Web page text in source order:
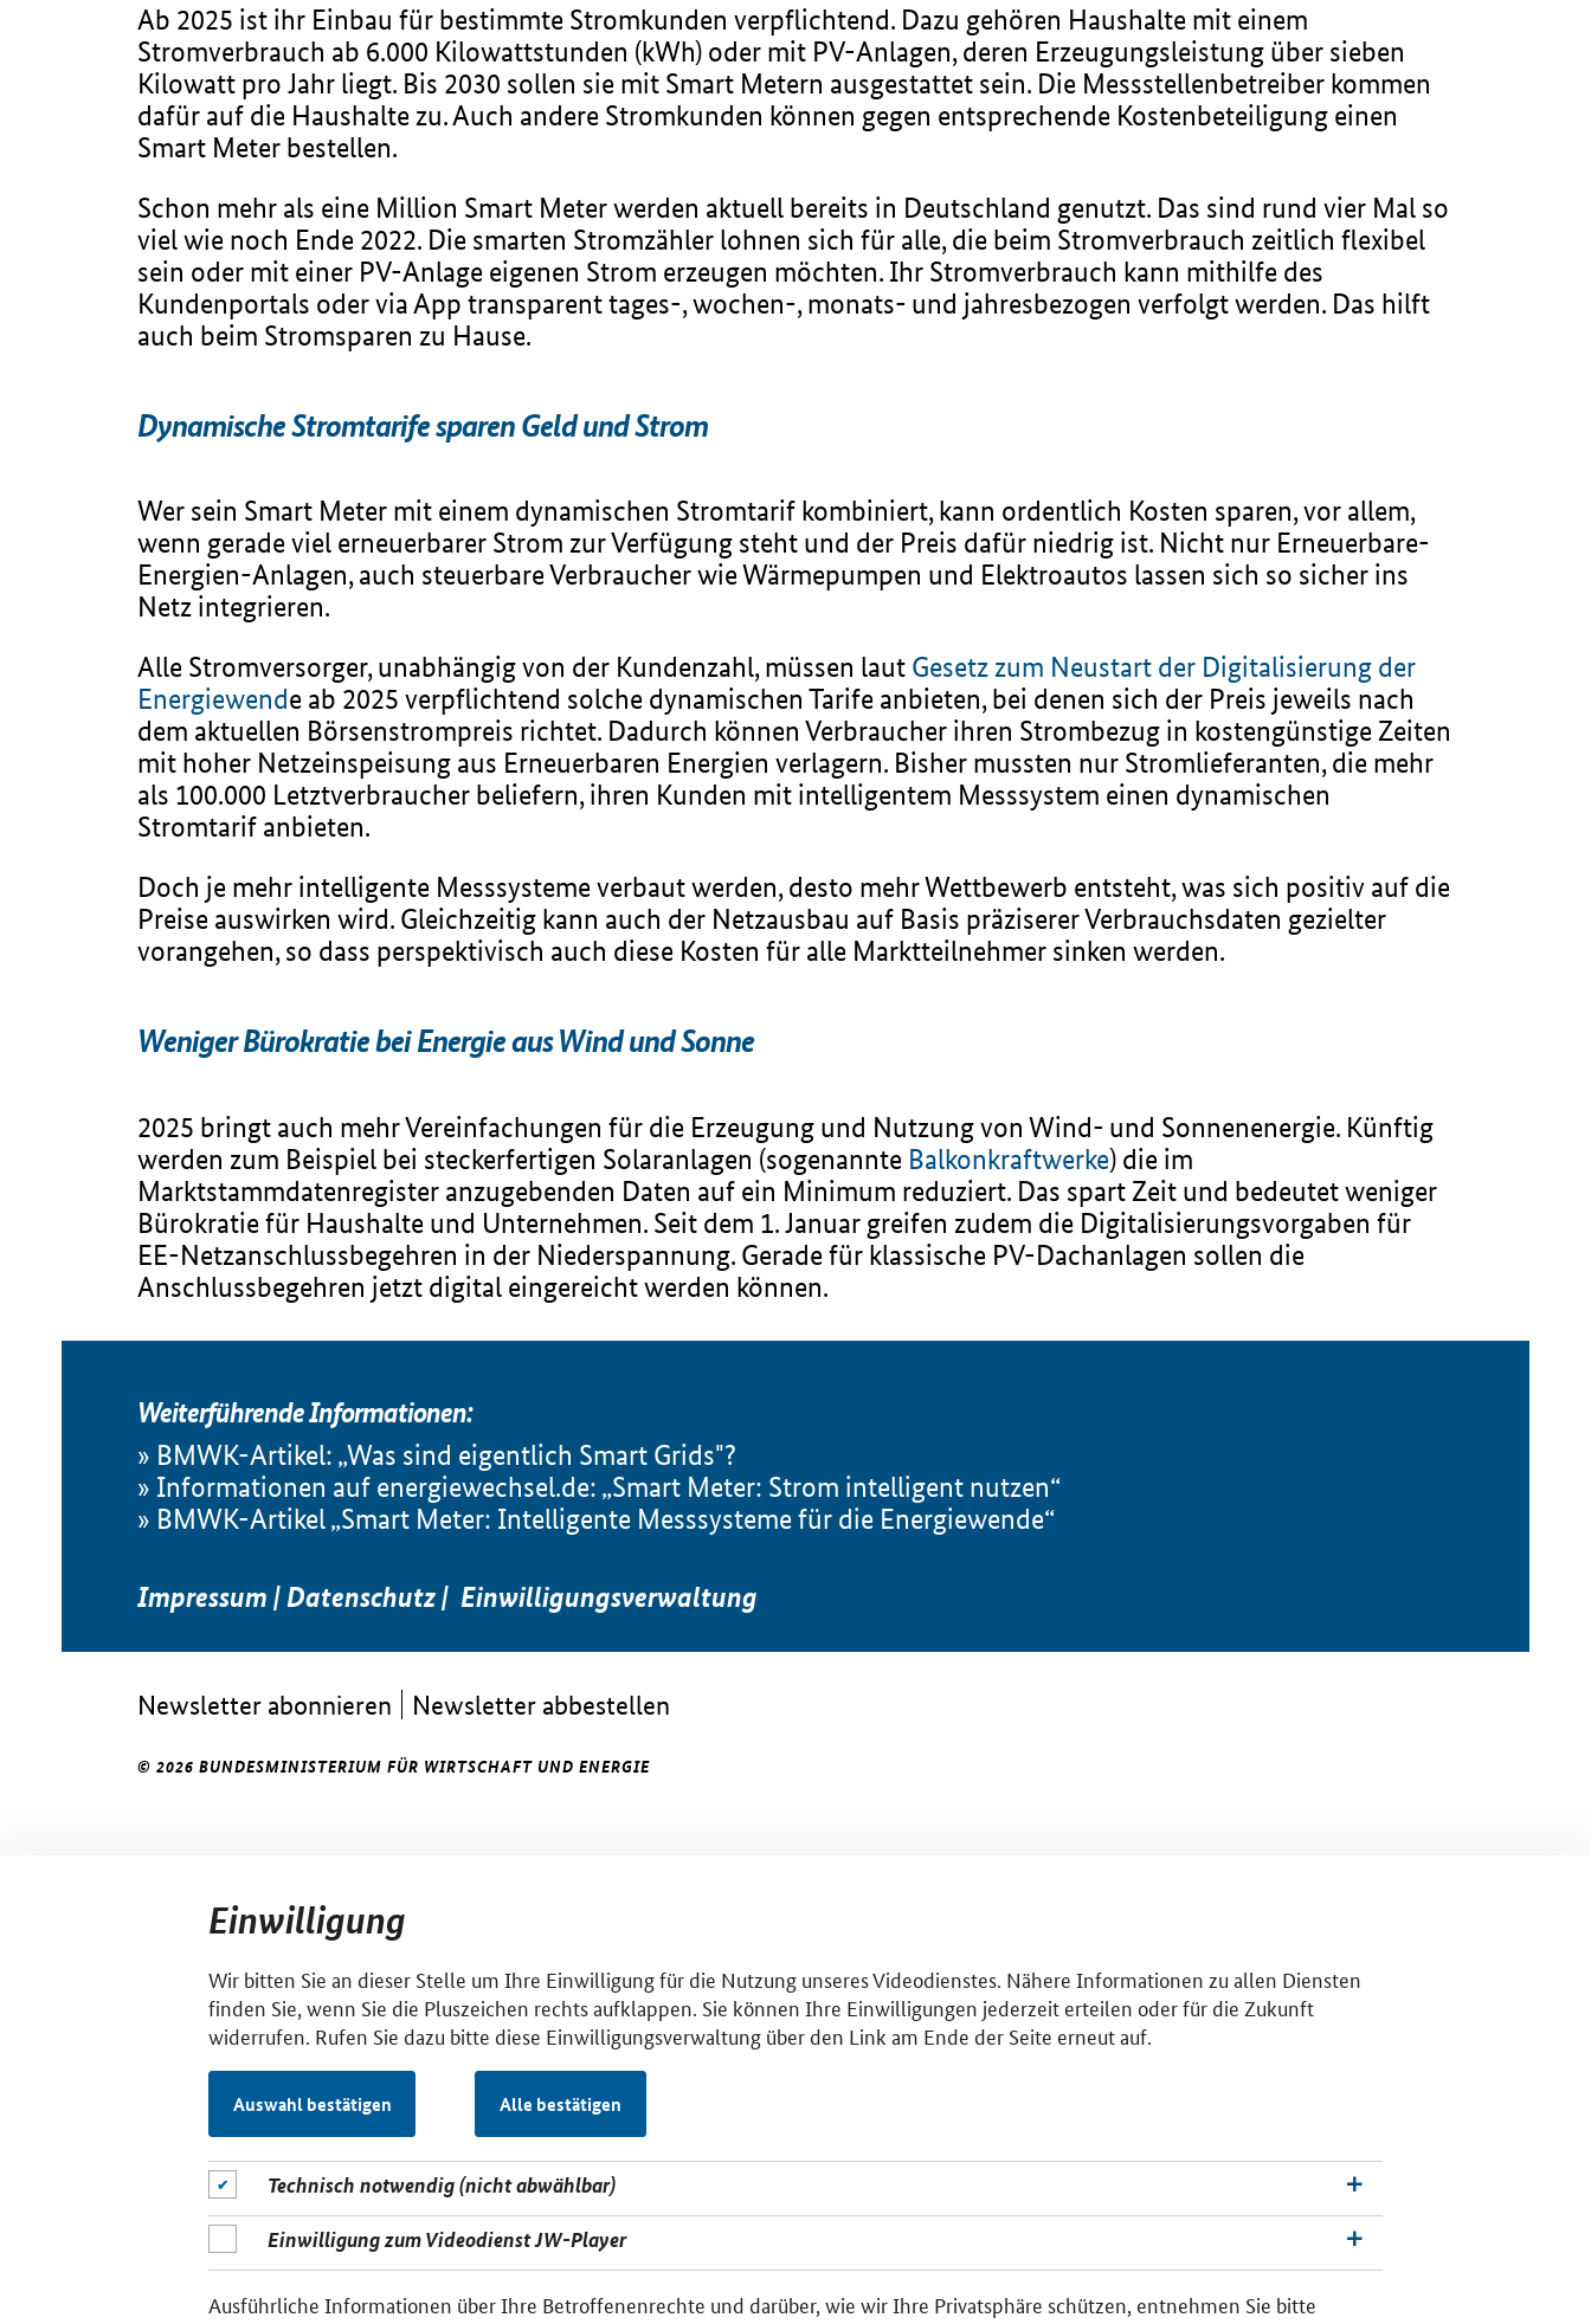
Ab 2025 ist ihr Einbau für bestimmte Stromkunden verpflichtend. Dazu gehören Haushalte mit einem
Stromverbrauch ab 6.000 Kilowattstunden (kWh) oder mit PV-Anlagen, deren Erzeugungsleistung über sieben
Kilowatt pro Jahr liegt. Bis 2030 sollen sie mit Smart Metern ausgestattet sein. Die Messstellenbetreiber kommen
dafür auf die Haushalte zu. Auch andere Stromkunden können gegen entsprechende Kostenbeteiligung einen
Smart Meter bestellen.
Schon mehr als eine Million Smart Meter werden aktuell bereits in Deutschland genutzt. Das sind rund vier Mal so
viel wie noch Ende 2022. Die smarten Stromzähler lohnen sich für alle, die beim Stromverbrauch zeitlich flexibel
sein oder mit einer PV-Anlage eigenen Strom erzeugen möchten. Ihr Stromverbrauch kann mithilfe des
Kundenportals oder via App transparent tages-, wochen-, monats- und jahresbezogen verfolgt werden. Das hilft
auch beim Stromsparen zu Hause.
Dynamische Stromtarife sparen Geld und Strom
Wer sein Smart Meter mit einem dynamischen Stromtarif kombiniert, kann ordentlich Kosten sparen, vor allem,
wenn gerade viel erneuerbarer Strom zur Verfügung steht und der Preis dafür niedrig ist. Nicht nur Erneuerbare-
Energien-Anlagen, auch steuerbare Verbraucher wie Wärmepumpen und Elektroautos lassen sich so sicher ins
Netz integrieren.
Alle Stromversorger, unabhängig von der Kundenzahl, müssen laut Gesetz zum Neustart der Digitalisierung der
Energiewende ab 2025 verpflichtend solche dynamischen Tarife anbieten, bei denen sich der Preis jeweils nach
dem aktuellen Börsenstrompreis richtet. Dadurch können Verbraucher ihren Strombezug in kostengünstige Zeiten
mit hoher Netzeinspeisung aus Erneuerbaren Energien verlagern. Bisher mussten nur Stromlieferanten, die mehr
als 100.000 Letztverbraucher beliefern, ihren Kunden mit intelligentem Messsystem einen dynamischen
Stromtarif anbieten.
Doch je mehr intelligente Messsysteme verbaut werden, desto mehr Wettbewerb entsteht, was sich positiv auf die
Preise auswirken wird. Gleichzeitig kann auch der Netzausbau auf Basis präziserer Verbrauchsdaten gezielter
vorangehen, so dass perspektivisch auch diese Kosten für alle Marktteilnehmer sinken werden.
Weniger Bürokratie bei Energie aus Wind und Sonne
2025 bringt auch mehr Vereinfachungen für die Erzeugung und Nutzung von Wind- und Sonnenenergie. Künftig
werden zum Beispiel bei steckerfertigen Solaranlagen (sogenannte Balkonkraftwerke) die im
Marktstammdatenregister anzugebenden Daten auf ein Minimum reduziert. Das spart Zeit und bedeutet weniger
Bürokratie für Haushalte und Unternehmen. Seit dem 1. Januar greifen zudem die Digitalisierungsvorgaben für
EE-Netzanschlussbegehren in der Niederspannung. Gerade für klassische PV-Dachanlagen sollen die
Anschlussbegehren jetzt digital eingereicht werden können.
Weiterführende Informationen:
BMWK-Artikel: „Was sind eigentlich Smart Grids"?
Informationen auf energiewechsel.de: „Smart Meter: Strom intelligent nutzen“
BMWK-Artikel „Smart Meter: Intelligente Messsysteme für die Energiewende“
Impressum |Datenschutz| Einwilligungsverwaltung
Newsletter abonnieren Newsletter abbestellen
© 2026 BUNDESMINISTERIUM FÜR WIRTSCHAFT UND ENERGIE
Einwilligung
Wir bitten Sie an dieser Stelle um Ihre Einwilligung für die Nutzung unseres Videodienstes. Nähere Informationen zu allen Diensten
finden Sie, wenn Sie die Pluszeichen rechts aufklappen. Sie können Ihre Einwilligungen jederzeit erteilen oder für die Zukunft
widerrufen. Rufen Sie dazu bitte diese Einwilligungsverwaltung über den Link am Ende der Seite erneut auf.
Auswahl bestätigen Alle bestätigen
Technisch notwendig (nicht abwählbar)
Einwilligung zum Videodienst JW-Player
Ausführliche Informationen über Ihre Betroffenenrechte und darüber, wie wir Ihre Privatsphäre schützen, entnehmen Sie bitte